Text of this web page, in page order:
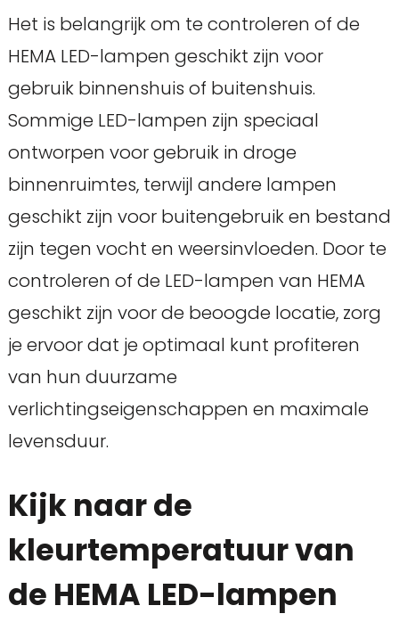
Het is belangrijk om te controleren of de
HEMA LED-lampen geschikt zijn voor
gebruik binnenshuis of buitenshuis.
Sommige LED-lampen zijn speciaal
ontworpen voor gebruik in droge
binnenruimtes, terwijl andere lampen
geschikt zijn voor buitengebruik en bestand
zijn tegen vocht en weersinvloeden. Door te
controleren of de LED-lampen van HEMA
geschikt zijn voor de beoogde locatie, zorg
je ervoor dat je optimaal kunt profiteren
van hun duurzame
verlichtingseigenschappen en maximale
levensduur.
Kijk naar de
kleurtemperatuur van
de HEMA LED-lampen